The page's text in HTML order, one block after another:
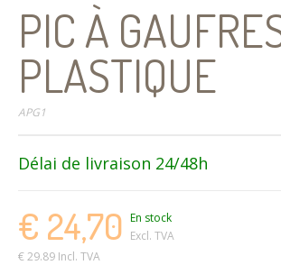
PIC À
PLASTIQUE
APG1
Délai de livraison 24/48h
€ 24,70 En stock
Excl. TVA
€ 29.89 Incl. TVA